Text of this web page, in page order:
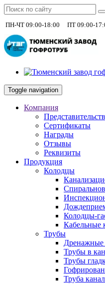
ПН-ЧТ 09:00-18:00 ПТ 09:00-
Toggle navigation
Компания
Сертификаты
Награды
Отзывы
Реквизиты
Продукция
Колодцы
Колодцы-
Кабельные
Трубы
Дренажные
Трубы в
Трубы
Труба